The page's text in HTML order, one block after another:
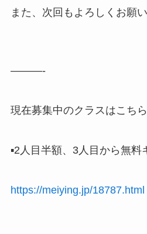
また、次回もよろしくお願い
———-
現在募集中のクラスはこち
▪️2人目半額、3人目から無料
https://meiying.jp/18787.html